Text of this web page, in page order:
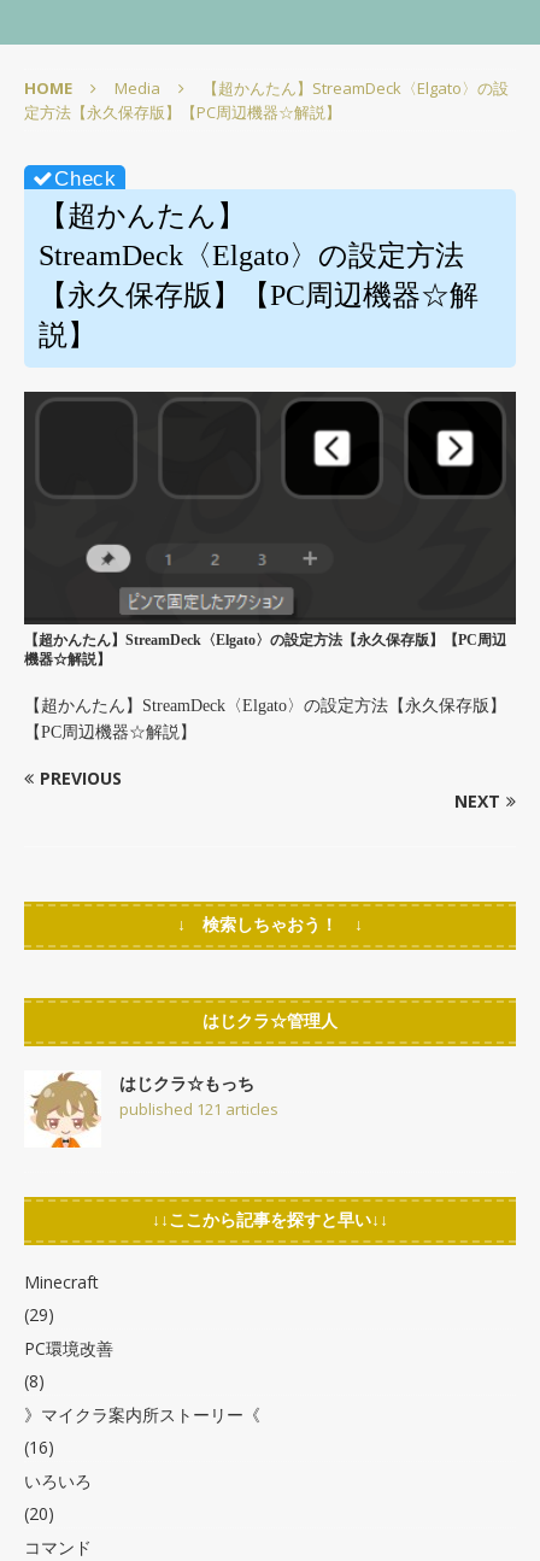
HOME Media
【超かんたん】StreamDeck〈Elgato〉の設
定方法【永久保存版】【PC周辺機器☆解説】
【超かんたん】
StreamDeck〈Elgato〉の設定方法
【永久保存版】【PC周辺機器☆解
説】
【超かんたん】StreamDeck〈Elgato〉の設定方法【永久保存版】【PC周辺
機器☆解説】
【超かんたん】StreamDeck〈Elgato〉の設定方法【永久保存版】
【PC周辺機器☆解説】
PREVIOUS
NEXT
↓ 検索しちゃおう！ ↓
はじクラ☆管理人
はじクラ☆もっち
published 121 articles
↓↓ここから記事を探すと早い↓↓
Minecraft
(29)
PC環境改善
(8)
》マイクラ案内所ストーリー《
(16)
いろいろ
(20)
コマンド